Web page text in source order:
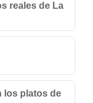
reales de La
los platos de